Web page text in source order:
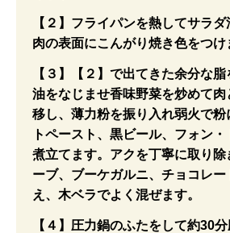
【２】フライパンを熱してサラ
肉の表面にこんがり焼き色をつけ
【３】【２】で出てきた余分な
油をなじませ香味野菜を炒めて肉
移し、薄力粉を振り入れ弱火で粉
トペースト、黒ビール、フォン
煮立てます。アクを丁寧に取り除
ーブ、ブーケガルニ、チョコレー
え、木ベラでよく混ぜます。
【４】圧力鍋のふたをして約30